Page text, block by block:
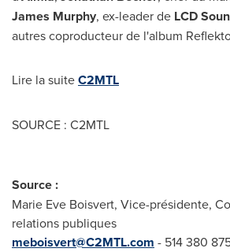
James Murphy, ex-leader de LCD
autres coproducteur de l'album
Lire la suiteC2MTL
SOURCE : C2MTL
Source :
Marie Eve Boisvert, Vice-présidente,
relations publiques
meboisvert@C2MTL.com - 514 380